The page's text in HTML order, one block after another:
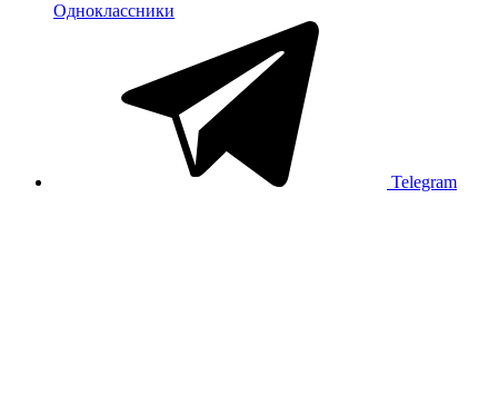
Одноклассники
Telegram